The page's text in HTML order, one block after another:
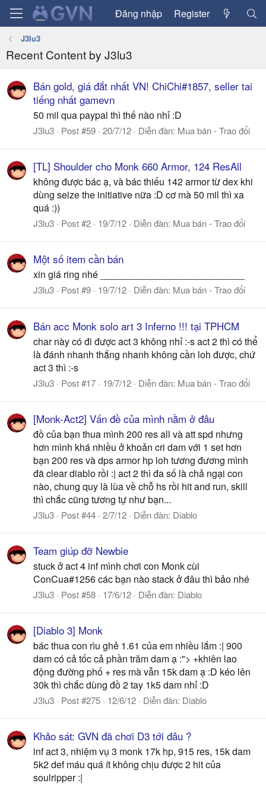
Đăng nhập Register
J3lu3
Recent Content by J3lu3
Bán gold, giá đắt nhất VN! ChiChi#1857, seller tai
tiếng nhất gamevn
50 mil qua paypal thì thế nào nhỉ :D
J3lu3 Post #59 20/7/12 Diễn đàn: Mua bán - Trao đổi
[TL] Shoulder cho Monk 660 Armor, 124 ResAll
không được bác ạ, và bác thiếu 142 armor từ dex khi
dùng seize the initiative nữa :D cơ mà 50 mil thì xa
quá :))
J3lu3 Post #2 19/7/12 Diễn đàn: Mua bán - Trao đổi
Một số item cần bán
xin giá ring nhé ___________________________
J3lu3 Post #9 19/7/12 Diễn đàn: Mua bán - Trao đổi
Bán acc Monk solo art 3 Inferno !!! tại TPHCM
char này có đi được act 3 không nhỉ :-s act 2 thì có thể
là đánh nhanh thắng nhanh không cần loh được, chứ
act 3 thì :-s
J3lu3 Post #17 19/7/12 Diễn đàn: Mua bán - Trao đổi
[Monk-Act2] Vấn đề của mình nằm ở đâu
đồ của bạn thua mình 200 res all và att spd nhưng
hơn mình khá nhiều ở khoản cri dam với 1 set hơn
bạn 200 res và dps armor hp loh tương đương mình
đã clear diablo rồi :| act 2 thì đa số là chả ngại con
nào, chung quy là lùa về chỗ hs rồi hit and run, skill
thì chắc cũng tương tự như bạn...
J3lu3 Post #44 2/7/12 Diễn đàn: Diablo
Team giúp đỡ Newbie
stuck ở act 4 inf mình chơi con Monk cùi
ConCua#1256 các bạn nào stack ở đâu thì bảo nhé
J3lu3 Post #58 17/6/12 Diễn đàn: Diablo
[Diablo 3] Monk
bác thua con rìu ghẻ 1.61 của em nhiều lắm :| 900
dam có cả tốc cả phần trăm dam ạ :"> +khiên lao
động đường phố + res mà vẫn 15k dam ạ :D kéo lên
30k thì chắc dùng đồ 2 tay 1k5 dam nhỉ :D
J3lu3 Post #275 12/6/12 Diễn đàn: Diablo
Khảo sát: GVN đã chơi D3 tới đâu ?
inf act 3, nhiệm vụ 3 monk 17k hp, 915 res, 15k dam
5k2 def máu quá ít không chịu được 2 hit của
soulripper :|